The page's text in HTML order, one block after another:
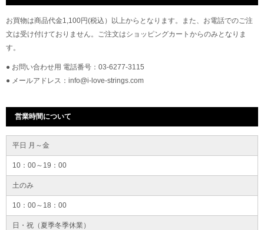
お買物は商品代金1,100円(税込）以上からとなります。また、お電話でのご注
文は受け付けておりません。ご注文はショッピングカートからのみとなりま
す。
● お問い合わせ用 電話番号：03-6277-3115
● メールアドレス：info@i-love-strings.com
営業時間について
平日 月～金
10：00～19：00
土のみ
10：00～18：00
日・祝（夏季冬季休業）